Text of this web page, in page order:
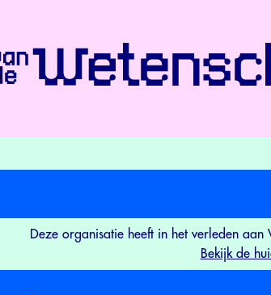
Deze organisatie heeft in het verleden aan
Bekijk de